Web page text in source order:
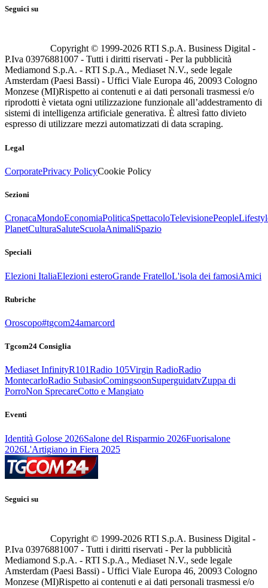
Seguici su
Copyright © 1999-2026 RTI S.p.A. Business Digital -
P.Iva 03976881007 - Tutti i diritti riservati - Per la pubblicità
Mediamond S.p.A. - RTI S.p.A., Mediaset N.V., sede legale
Amsterdam (Paesi Bassi) - Uffici Viale Europa 46, 20093 Cologno
Monzese (MI)Rispetto ai contenuti e ai dati personali trasmessi e/o
riprodotti è vietata ogni utilizzazione funzionale all’addestramento di
sistemi di intelligenza artificiale generativa. È altresì fatto divieto
espresso di utilizzare mezzi automatizzati di data scraping.
Legal
CorporatePrivacy PolicyCookie Policy
Sezioni
CronacaMondoEconomiaPoliticaSpettacoloTelevisionePeople
PlanetCulturaSaluteScuolaAnimaliSpazio
Speciali
Elezioni ItaliaElezioni esteroGrande FratelloL'isola dei famosiAmici
Rubriche
Oroscopo#tgcom24amarcord
Tgcom24 Consiglia
Mediaset InfinityR101Radio 105Virgin RadioRadio
MontecarloRadio SubasioComingsoonSuperguidatvZuppa di
PorroNon SprecareCotto e Mangiato
Eventi
Identità Golose 2026Salone del Risparmio 2026Fuorisalone
2026L'Artigiano in Fiera 2025
Seguici su
Copyright © 1999-2026 RTI S.p.A. Business Digital -
P.Iva 03976881007 - Tutti i diritti riservati - Per la pubblicità
Mediamond S.p.A. - RTI S.p.A., Mediaset N.V., sede legale
Amsterdam (Paesi Bassi) - Uffici Viale Europa 46, 20093 Cologno
Monzese (MI)Rispetto ai contenuti e ai dati personali trasmessi e/o